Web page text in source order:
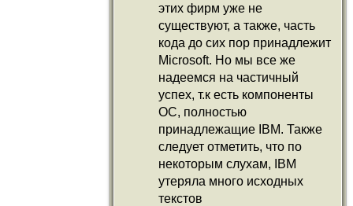
этих фирм уже не
существуют, а также, часть
кода до сих пор принадлежит
Microsoft. Но мы все же
надеемся на частичный
успех, т.к есть компоненты
ОС, полностью
принадлежащие IBM. Также
следует отметить, что по
некоторым слухам, IBM
утеряла много исходных
текстов